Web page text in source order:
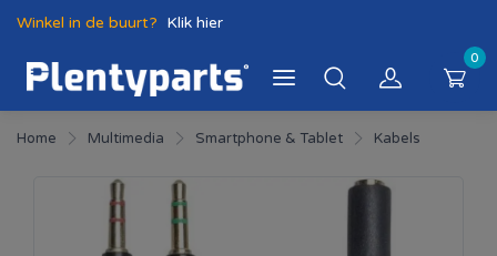
Winkel in de buurt? Klik hier
0
Home Multimedia Smartphone & Tablet Kabels